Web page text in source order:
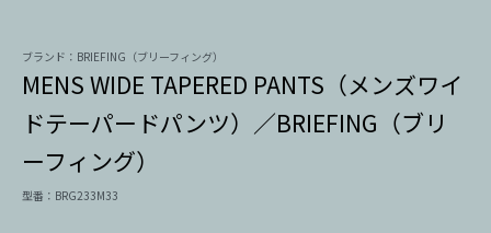
ブランド：BRIEFING（ブリーフィング）
MENS WIDE TAPERED PANTS（メンズワイ
ドテーパードパンツ）／BRIEFING（ブリ
ーフィング）
型番：BRG233M33